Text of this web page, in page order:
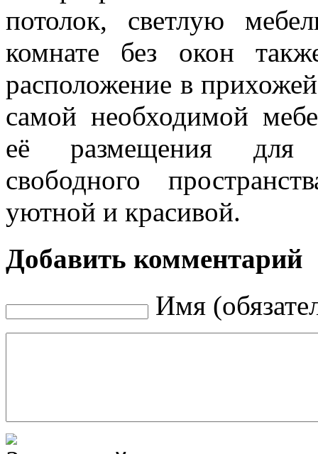
потолок, светлую
комнате без окон
расположение в
самой необходимой
её размещения для
свободного
уютной и красивой.
Добавить комментарий
Имя